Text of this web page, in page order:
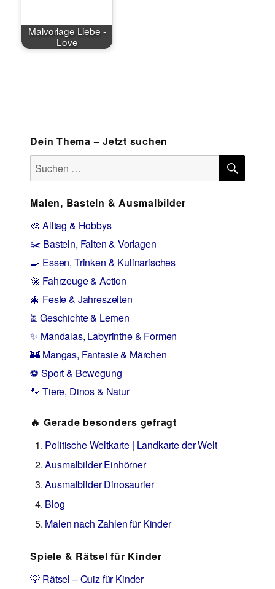
Malvorlage Liebe -
Love
Dein Thema – Jetzt suchen
Suchen
nach:
Malen, Basteln & Ausmalbilder
🎨 Alltag & Hobbys
✂️ Basteln, Falten & Vorlagen
🍳 Essen, Trinken & Kulinarisches
🚀 Fahrzeuge & Action
🎄 Feste & Jahreszeiten
⏳ Geschichte & Lernen
✨ Mandalas, Labyrinthe & Formen
🏰 Mangas, Fantasie & Märchen
⚽ Sport & Bewegung
🐾 Tiere, Dinos & Natur
🔥 Gerade besonders gefragt
Politische Weltkarte | Landkarte der Welt
Ausmalbilder Einhörner
Ausmalbilder Dinosaurier
Blog
Malen nach Zahlen für Kinder
Spiele & Rätsel für Kinder
💡 Rätsel – Quiz für Kinder